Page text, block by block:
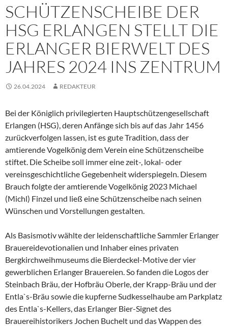
SCHÜTZENSCHEIBE DER
HSG ERLANGEN STELLT DIE
ERLANGER BIERWELT DES
JAHRES 2024 INS ZENTRUM
26.04.2024 REDAKTEUR
Bei der Königlich privilegierten Hauptschützengesellschaft
Erlangen (HSG), deren Anfänge sich bis auf das Jahr 1456
zurückverfolgen lassen, ist es gute Tradition, dass der
amtierende Vogelkönig dem Verein eine Schützenscheibe
stiftet. Die Scheibe soll immer eine zeit-, lokal- oder
vereinsgeschichtliche Gegebenheit widerspiegeln. Diesem
Brauch folgte der amtierende Vogelkönig 2023 Michael
(Michl) Finzel und ließ eine Schützenscheibe nach seinen
Wünschen und Vorstellungen gestalten.
Als Basismotiv wählte der leidenschaftliche Sammler Erlanger
Brauereidevotionalien und Inhaber eines privaten
Bergkirchweihmuseums die Bierdeckel-Motive der vier
gewerblichen Erlanger Brauereien. So fanden die Logos der
Steinbach Bräu, der Hofbräu Oberle, der Krapp-Bräu und der
Entla`s-Bräu sowie die kupferne Sudkesselhaube am Parkplatz
des Entla`s-Kellers, das Erlanger Bier-Signet des
Brauereihistorikers Jochen Buchelt und das Wappen des